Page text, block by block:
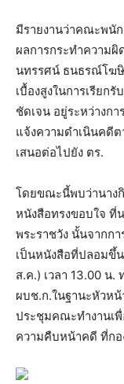
มีรายงานว่าคณะพนั
ผลการกระทำความผิ
นทรรศน์ ธนธรณ์โฆ
เบื้องสูงในการเรียก
ชัดเจน อยู่ระหว่างก
แจ้งความดำเนินคดี
เสนอต่อไปยัง ตร.
โดยขณะนี้พบว่านางกิ
หนังสือทรงขอบใจ ที่
พระราชวัง นั้นจากก
เป็นหนังสือที่ปลอมขึ้
ส.ค.) เวลา 13.00 น.
ผบช.ก.ในฐานะหัวห
ประชุมคณะทำงานเ
ความคืบหน้าคดี ที่กอ